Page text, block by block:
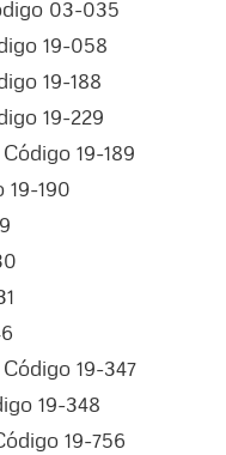
03-035
19-058
19-188
19-229
19-189
190
19-347
19-348
19-756